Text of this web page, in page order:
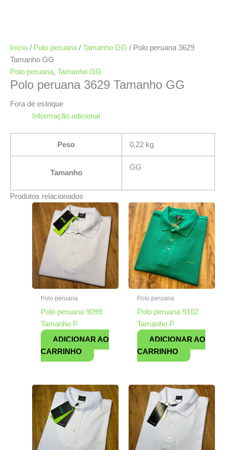
Início / Polo peruana / Tamanho GG / Polo peruana 3629
Tamanho GG
Polo peruana, Tamanho GG
Polo peruana 3629 Tamanho GG
Fora de estoque
Informação adicional
Peso 0,22 kg
Tamanho
GG
Produtos relacionados
Polo peruana
Polo peruana 9099
Tamanho P
ADICIONAR AO
CARRINHO
Polo peruana
Polo peruana 9102
Tamanho P
ADICIONAR AO
CARRINHO